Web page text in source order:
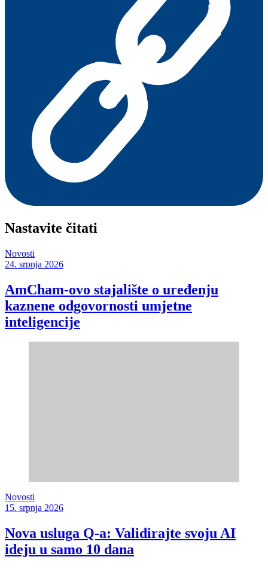
Nastavite čitati
Novosti
24. srpnja 2026
AmCham-ovo stajalište o uređenju
kaznene odgovornosti umjetne
inteligencije
Novosti
15. srpnja 2026
Nova usluga Q-a: Validirajte svoju AI
ideju u samo 10 dana